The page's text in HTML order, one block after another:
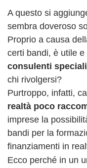
A questo si
sembra doveroso
Proprio a causa
certi bandi, è utile
consulenti
chi rivolgersi?
Purtroppo, infatti,
realtà poco
imprese la
bandi per la
finanziamenti in
Ecco perché in un